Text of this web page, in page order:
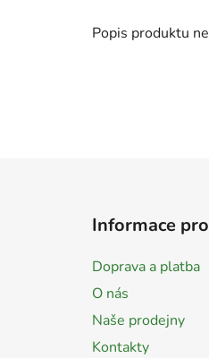
Popis produktu
Informace
Doprava a platba
O nás
Naše prodejny
Kontakty